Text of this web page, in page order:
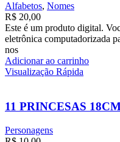
Alfabetos, Nomes
R$ 20,00
Este é um produto digital.
eletrônica computadorizada
nos
Adicionar ao carrinho
Visualização Rápida
11 PRINCESAS
Personagens